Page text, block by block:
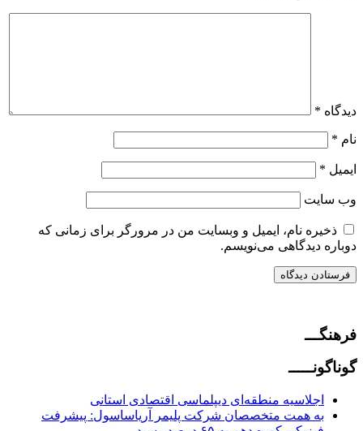
دیدگاه *
نام *
ایمیل *
وب‌ سایت
ذخیره نام، ایمیل و وبسایت من در مرورگر برای زمانی که
دوباره دیدگاهی می‌نویسم.
فرهنگـــ
گوناگونـــــ
اجلاسیه منطقه‌ای دیپلماسی اقتصادی استانی
به همت متخصصان شرکت پلیمر آریاساسول: پیشرفت